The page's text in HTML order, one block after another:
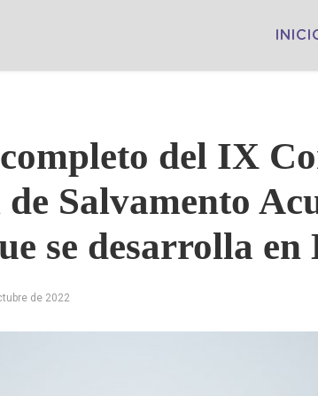
del IX
Salvamento
se desarrolla en
de 2022